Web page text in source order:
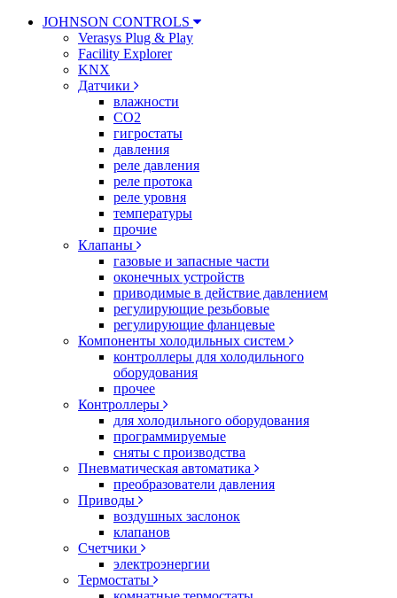
JOHNSON CONTROLS
Verasys Plug & Play
Facility Explorer
KNX
Датчики
влажности
CO2
гигростаты
давления
реле давления
реле протока
реле уровня
температуры
прочие
Клапаны
газовые и запасные части
оконечных устройств
приводимые в действие давлением
регулирующие резьбовые
регулирующие фланцевые
Компоненты холодильных систем
контроллеры для холодильного
оборудования
прочее
Контроллеры
для холодильного оборудования
программируемые
сняты с производства
Пневматическая автоматика
преобразователи давления
Приводы
воздушных заслонок
клапанов
Счетчики
электроэнергии
Термостаты